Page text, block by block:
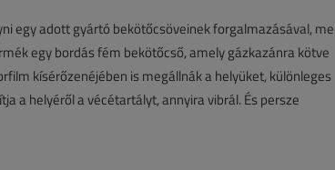
egy adott gyártó bekötőcsöveinek forgalmazásával,
egy bordás fém bekötőcső, amely gázkazánra kötve
kísérőzenéjében is megállnák a helyüket, különleges
a helyéről a vécétartályt, annyira vibrál. És persze